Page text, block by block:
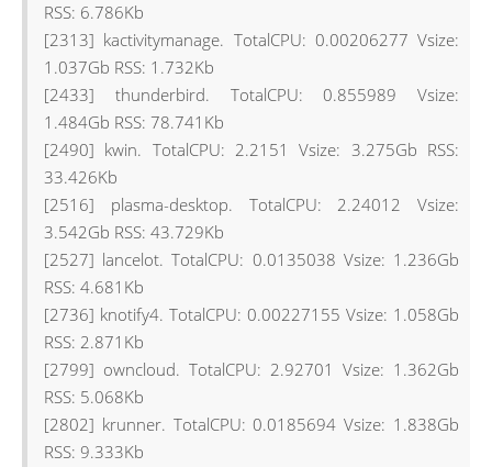
RSS: 6.786Kb
[2313] kactivitymanage. TotalCPU: 0.00206277 Vsize:
1.037Gb RSS: 1.732Kb
[2433] thunderbird. TotalCPU: 0.855989 Vsize:
1.484Gb RSS: 78.741Kb
[2490] kwin. TotalCPU: 2.2151 Vsize: 3.275Gb RSS:
33.426Kb
[2516] plasma-desktop. TotalCPU: 2.24012 Vsize:
3.542Gb RSS: 43.729Kb
[2527] lancelot. TotalCPU: 0.0135038 Vsize: 1.236Gb
RSS: 4.681Kb
[2736] knotify4. TotalCPU: 0.00227155 Vsize: 1.058Gb
RSS: 2.871Kb
[2799] owncloud. TotalCPU: 2.92701 Vsize: 1.362Gb
RSS: 5.068Kb
[2802] krunner. TotalCPU: 0.0185694 Vsize: 1.838Gb
RSS: 9.333Kb